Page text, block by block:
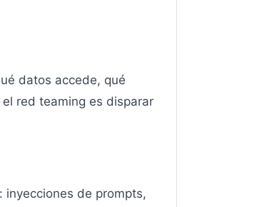
datos accede, qué
red teaming es disparar
de prompts,